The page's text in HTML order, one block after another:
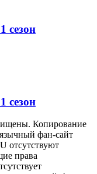
сезон
сезон
Копирование
фан-сайт
отсутствуют
права